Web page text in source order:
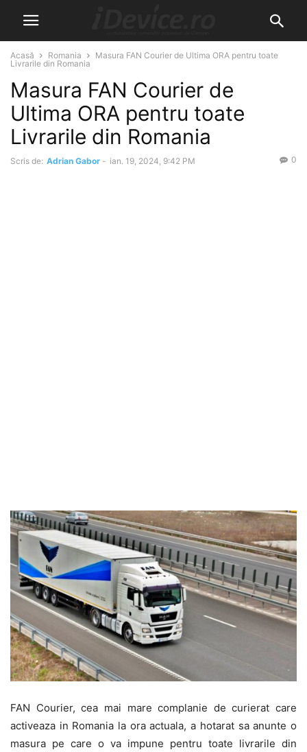
Acasă Romania
Masura FAN Courier de Ultima ORA pentru toate
Livrarile din Romania
Masura FAN Courier de
Ultima ORA pentru toate
Livrarile din Romania
Scris de: Adrian Gabor - ian. 19, 2024, 9:42 PM 0
FAN Courier, cea mai mare complanie de curierat care
activeaza in Romania la ora actuala, a hotarat sa anunte o
masura pe care o va impune pentru toate livrarile din